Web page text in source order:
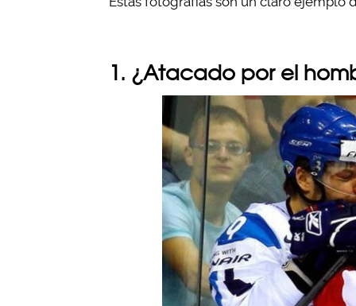
1. ¿Atacado por el